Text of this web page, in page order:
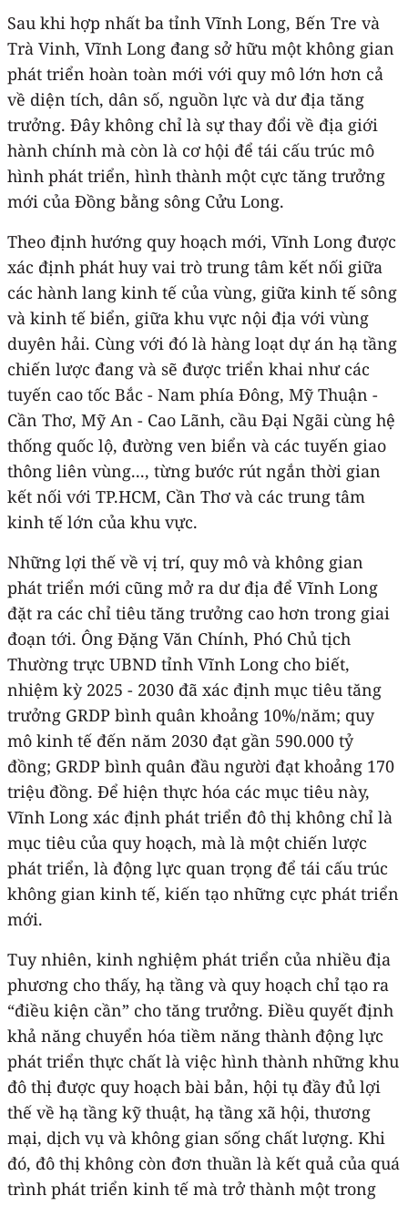
Sau khi hợp nhất ba tỉnh Vĩnh Long, Bến Tre và
Trà Vinh, Vĩnh Long đang sở hữu một không gian
phát triển hoàn toàn mới với quy mô lớn hơn cả
về diện tích, dân số, nguồn lực và dư địa tăng
trưởng. Đây không chỉ là sự thay đổi về địa giới
hành chính mà còn là cơ hội để tái cấu trúc mô
hình phát triển, hình thành một cực tăng trưởng
mới của Đồng bằng sông Cửu Long.
Theo định hướng quy hoạch mới, Vĩnh Long được
xác định phát huy vai trò trung tâm kết nối giữa
các hành lang kinh tế của vùng, giữa kinh tế sông
và kinh tế biển, giữa khu vực nội địa với vùng
duyên hải. Cùng với đó là hàng loạt dự án hạ tầng
chiến lược đang và sẽ được triển khai như các
tuyến cao tốc Bắc - Nam phía Đông, Mỹ Thuận -
Cần Thơ, Mỹ An - Cao Lãnh, cầu Đại Ngãi cùng hệ
thống quốc lộ, đường ven biển và các tuyến giao
thông liên vùng..., từng bước rút ngắn thời gian
kết nối với TP.HCM, Cần Thơ và các trung tâm
kinh tế lớn của khu vực.
Những lợi thế về vị trí, quy mô và không gian
phát triển mới cũng mở ra dư địa để Vĩnh Long
đặt ra các chỉ tiêu tăng trưởng cao hơn trong giai
đoạn tới. Ông Đặng Văn Chính, Phó Chủ tịch
Thường trực UBND tỉnh Vĩnh Long cho biết,
nhiệm kỳ 2025 - 2030 đã xác định mục tiêu tăng
trưởng GRDP bình quân khoảng 10%/năm; quy
mô kinh tế đến năm 2030 đạt gần 590.000 tỷ
đồng; GRDP bình quân đầu người đạt khoảng 170
triệu đồng. Để hiện thực hóa các mục tiêu này,
Vĩnh Long xác định phát triển đô thị không chỉ là
mục tiêu của quy hoạch, mà là một chiến lược
phát triển, là động lực quan trọng để tái cấu trúc
không gian kinh tế, kiến tạo những cực phát triển
mới.
Tuy nhiên, kinh nghiệm phát triển của nhiều địa
phương cho thấy, hạ tầng và quy hoạch chỉ tạo ra
“điều kiện cần” cho tăng trưởng. Điều quyết định
khả năng chuyển hóa tiềm năng thành động lực
phát triển thực chất là việc hình thành những khu
đô thị được quy hoạch bài bản, hội tụ đầy đủ lợi
thế về hạ tầng kỹ thuật, hạ tầng xã hội, thương
mại, dịch vụ và không gian sống chất lượng. Khi
đó, đô thị không còn đơn thuần là kết quả của quá
trình phát triển kinh tế mà trở thành một trong